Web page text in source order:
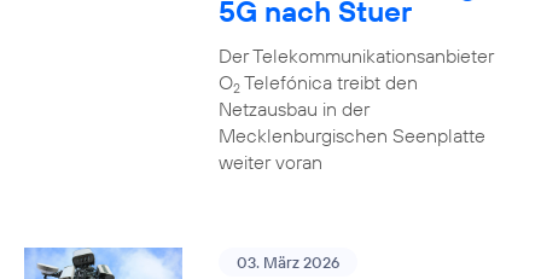
5G nach Stuer
Der Telekommunikationsanbieter
O2Telefónica treibt den
Netzausbau in der
Mecklenburgischen Seenplatte
weiter voran
03. März 2026